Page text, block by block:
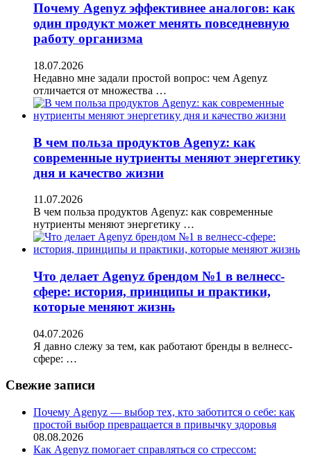
Почему Agenyz эффективнее аналогов: как
один продукт может менять повседневную
работу организма
18.07.2026
Недавно мне задали простой вопрос: чем Agenyz
отличается от множества …
В чем польза продуктов Agenyz: как
современные нутриенты меняют энергетику
дня и качество жизни
11.07.2026
В чем польза продуктов Agenyz: как современные
нутриенты меняют энергетику …
Что делает Agenyz брендом №1 в велнесс-
сфере: история, принципы и практики,
которые меняют жизнь
04.07.2026
Я давно слежу за тем, как работают бренды в велнесс-
сфере: …
Свежие записи
Почему Agenyz — выбор тех, кто заботится о себе: как
простой выбор превращается в привычку здоровья
08.08.2026
Как Agenyz помогает справляться со стрессом: